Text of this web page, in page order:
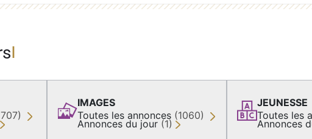
IMAGES
Toutes les annonces (1060)
Annonces du jour (1)
JEUNESSE
Toutes les
Annonces